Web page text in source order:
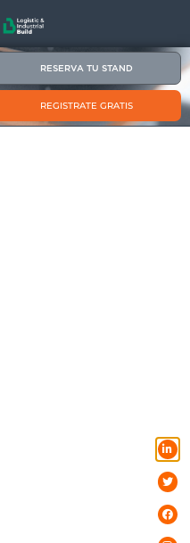
RESERVA TU STAND
REGISTRATE GRATIS